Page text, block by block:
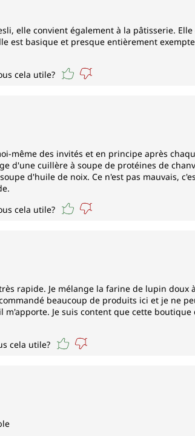
elle convient également à la pâtisserie.
est basique et presque entièrement
cela utile?
même des invités et en principe après
d'une cuillère à soupe de protéines de
d'huile de noix. Ce n'est pas mauvais,
cela utile?
rapide. Je mélange la farine de lupin doux
beaucoup de produits ici et je ne
Je suis content que cette
cela utile?